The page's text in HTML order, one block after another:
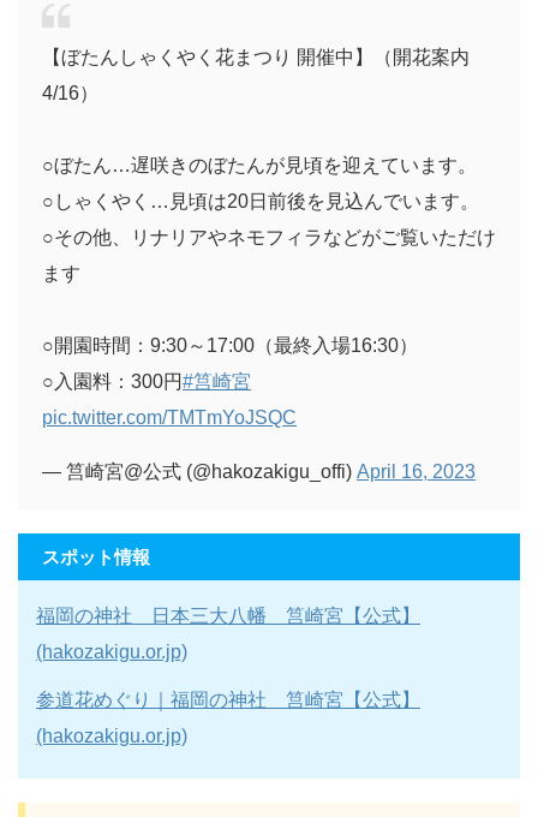
【ぼたんしゃくやく花まつり 開催中】（開花案内
4/16）
○ぼたん…遅咲きのぼたんが見頃を迎えています。
○しゃくやく…見頃は20日前後を見込んでいます。
○その他、リナリアやネモフィラなどがご覧いただけ
ます
○開園時間：9:30～17:00（最終入場16:30）
○入園料：300円#筥崎宮
pic.twitter.com/TMTmYoJSQC
— 筥崎宮@公式 (@hakozakigu_offi) April 16, 2023
スポット情報
福岡の神社 日本三大八幡 筥崎宮【公式】
(hakozakigu.or.jp)
参道花めぐり｜福岡の神社 筥崎宮【公式】
(hakozakigu.or.jp)